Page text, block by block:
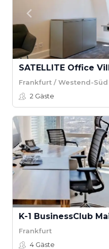
SATELLITE Office
Frankfurt / Westend-Süd
2 Gäste
K-1 BusinessClub
Frankfurt
4 Gäste